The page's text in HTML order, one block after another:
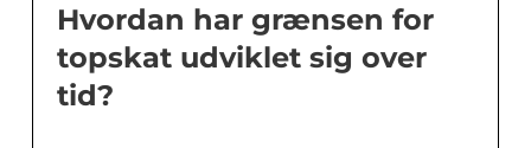
Hvordan har grænsen for
topskat udviklet sig over
tid?